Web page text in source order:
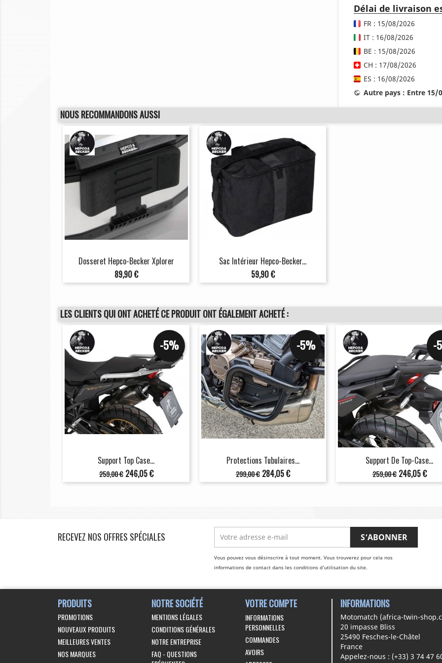
Délai de livraison
FR : 15/08/2026
IT : 16/08/2026
BE : 15/08/2026
CH : 17/08/2026
ES : 16/08/2026
Autre pays : Entre 15/
NOUS RECOMMANDONS AUSSI
Dosseret Hepco-Becker Xplorer
Prix
89,90 €
Sac Intérieur Hepco-Becker...
Prix
59,90 €
LES CLIENTS QUI ONT ACHETÉ CE PRODUIT ONT ÉGALEMENT ACHETÉ :
Support Top Case...
Prix
de
259,00 €
-5%
Prix
246,05 €
Protections Tubulaires...
Prix
de
299,00 €
-5%
Prix
284,05 €
Support De Top-Case...
Prix
de
259,00 €
-
Prix
246,05 €
RECEVEZ NOS OFFRES SPÉCIALES
Vous pouvez vous désinscrire à tout moment. Vous trouverez pour cela nos
informations de contact dans les conditions d'utilisation du site.
PRODUITS
PROMOTIONS
NOUVEAUX PRODUITS
MEILLEURES VENTES
NOS MARQUES
NOTRE SOCIÉTÉ
MENTIONS LÉGALES
CONDITIONS GÉNÉRALES
NOTRE ENTREPRISE
FAQ - QUESTIONS
VOTRE COMPTE
INFORMATIONS
PERSONNELLES
COMMANDES
AVOIRS
INFORMATIONS
Motomatch (africa-twin-
20 impasse Bliss
25490 Fesches-le-Châtel
France
Appelez-nous : (+33) 3 74 47